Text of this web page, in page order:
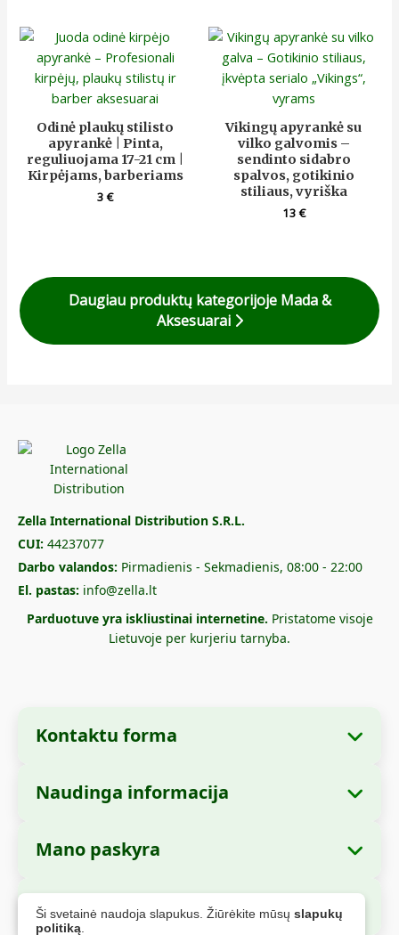
Ši svetainė naudoja slapukus. Žiūrėkite mūsų slapukų
politiką
Odinė plaukų stilisto
apyrankė | Pinta,
reguliuojama 17-21 cm |
Kirpėjams, barberiams
3€
Vikingų apyrankė su
vilko galvomis –
sendinto sidabro
spalvos, gotikinio
stiliaus, vyriška
13€
Daugiau produktų kategorijoje Mada &
Aksesuarai
Zella International Distribution S.R.L.
CUI: 44237077
Darbo valandos: Pirmadienis - Sekmadienis, 08:00 - 22:00
El. pastas: info@zella.lt
Parduotuve yra iskliustinai internetine. Pristatome visoje
Lietuvoje per kurjeriu tarnyba.
Kontaktu forma
Imones pavadinimas:
Distribution S.R.L.
Buveine:Strada Cuza Voda nr. 97, Sector 4,
Bucuresti, 040283, Rumunija
Naudinga informacija
Kaip uzsisakyti?
Mokejimo büdai
Siuntimo informacija
Mano paskyra
Mano uzsakymai
Asmens duomenys
Saugus apmokejimas